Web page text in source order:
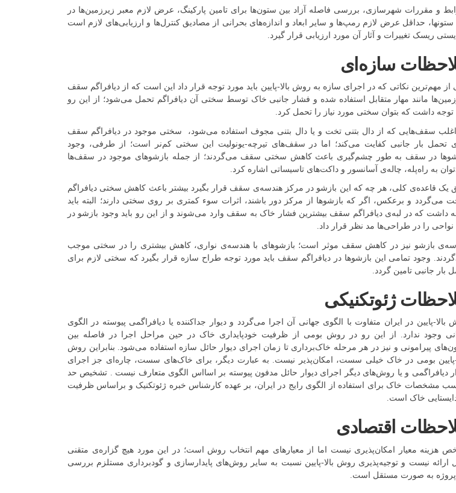
و مقررات شهرسازی، بررسی فاصله آزاد بین ستون‌ها برای تامین پارکینگ، عرض لازم معبر زیرزمین‌ها در
ستونها، حداقل عرض لازم رمپ‌ها و سایر ابعاد و اندازه‌های بحرانی از مصادیق کنترل‌ها و ارزیابی‌های لازم است
ریسک تغییرات و آثار آن مورد ارزیابی قرار گیرد.
سازه‌ای
از مهم‌ترین نکاتی که در اجرای سازه به روش بالا-پایین باید مورد توجه قرار داد این است که از دیافراگم سقف
مانند مهار متقابل استفاده شده و فشار جانبی خاک توسط سختی آن دیافراگم تحمل می‌شود؛ از این رو
توجه داشت که بتوان سختی مورد نیاز را تحمل کرد.
سقف‌هایی که از دال بتنی تخت و یا دال بتنی مجوف استفاده می‌شود، سختی موجود در دیافراگم سقف
تحمل بار جانبی کفایت می‌کند؛ اما در سقف‌های تیرچه‌-یونولیت این سختی کم‌نر است؛ از طرفی، وجود
در سقف به طور چشم‌گیری باعث کاهش سختی سقف می‌گردند؛ از جمله بازشوهای موجود در سقف‌ها
به راه‌پله، چاله‌ی آسانسور و داکت‌های تاسیساتی اشاره کرد.
یک قاعده‌ی کلی، هر چه که این بازشو در مرکز هندسه‌ی سقف قرار بگیرد بیشتر باعث کاهش سختی دیافراگم
می‌گردد و برعکس، اگر که بازشوها از مرکز دور باشند، اثرات سوء کمتری بر روی سختی دارند؛ البته باید
داشت که در لبه‌ی دیافراگم سقف بیشترین فشار خاک به سقف وارد می‌شوند و از این رو باید وجود بازشو در
نواحی را در طراحی‌ها مد نظر قرار داد.
بازشو نیز در کاهش سقف موثر است؛ بازشوهای با هندسه‌ی نواری، کاهش بیشتری را در سختی موجب
وجود تمامی این بازشوها در دیافراگم سقف باید مورد توجه طراح سازه قرار بگیرد که سختی لازم برای
بار جانبی تامین گردد.
ژئوتکنیکی
بالا-پایین در ایران متفاوت با الگوی جهانی آن اجرا می‌گردد و دیوار جداکننده یا دیافراگمی پیوسته در الگوی
وجود ندارد. از این رو در روش بومی از ظرفیت خودپایداری خاک در حین مراحل اجرا در فاصله بین
پیرامونی و نیز در هر مرحله خاک‌برداری تا زمان اجرای دیوار حائل سازه استفاده می‌شود. بنابراین روش
پایین بومی در خاک خیلی سست، امکان‌پذیر نیست. به عبارت دیگر، برای خاک‌های سست، چاره‌ای جز اجرای
دیافراگمی و یا روش‌های دیگر اجرای دیوار حائل مدفون پیوسته بر اسااس الگوی متعارف نیست . تشخیص حد
مشخصات خاک برای استفاده از الگوی رایج در ایران، بر عهده کارشناس خبره ژئوتکنیک و براساس ظرفیت
خاک است.
اقتصادی
هزینه معیار امکان‌پذیری نیست اما از معیارهای مهم انتخاب روش است؛ در این مورد هیچ گزاره‌ی متقنی
ارائه نیست و توجیه‌پذیری روش بالا-پایین نسبت به سایر روش‌های پایدارسازی و گودبرداری مستلزم بررسی
به صورت مستقل است.